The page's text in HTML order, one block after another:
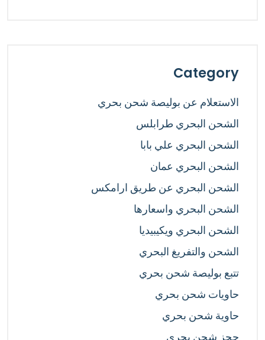
Category
الاستعلام عن بوليصة شحن بحري
الشحن البحري طرابلس
الشحن البحري علي بابا
الشحن البحري عمان
الشحن البحري عن طريق ارامكس
الشحن البحري واسعارها
الشحن البحري ويكيبيديا
الشحن والتفريغ البحري
تتبع بوليصة شحن بحري
حاويات شحن بحري
حاوية شحن بحري
حجز شحن بحري